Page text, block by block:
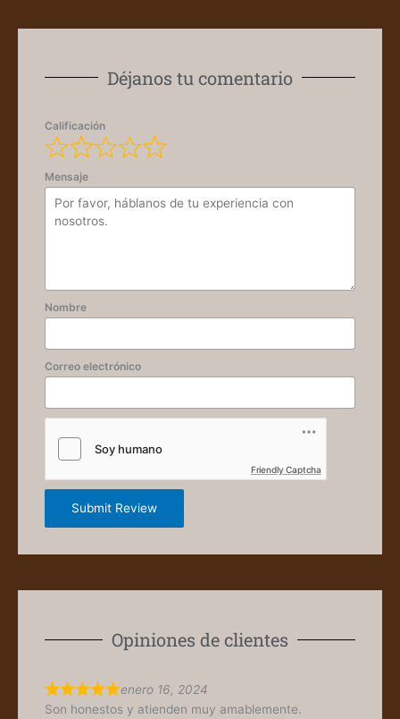
Déjanos tu comentario
Calificación
Mensaje
Nombre
Correo electrónico
Friendly Captcha
Submit Review
Opiniones de clientes
enero 16, 2024
Son honestos y atienden muy amablemente.